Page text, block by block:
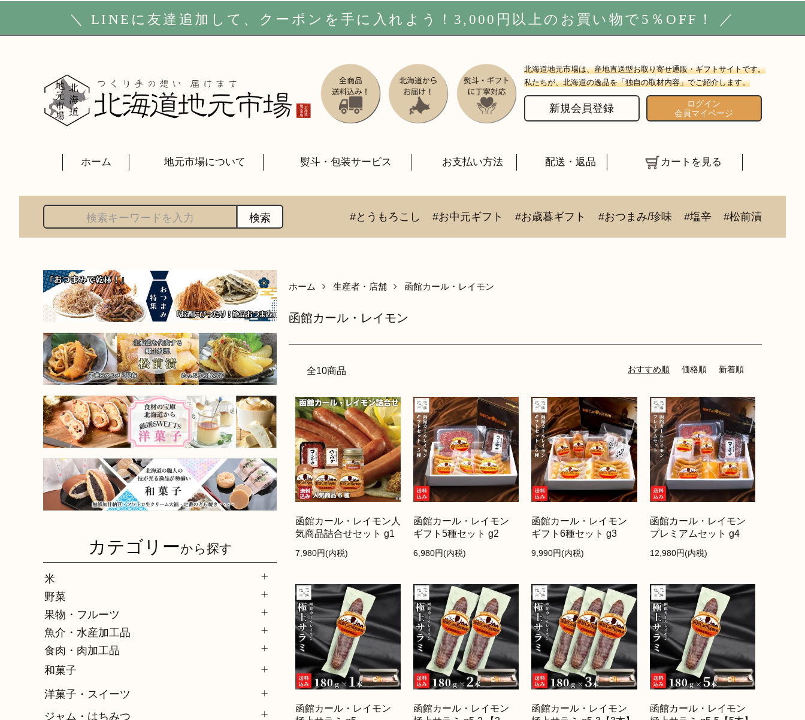
＼ LINE に友達追加して、クーポンを手に入れよう！3,000円以上のお買い物で5 ％OFF ！ ／
北海道地元市場は、産地直送型お取り寄せ通販・ギフトサイトです。
私たちが、北海道の逸品を「独自の取材内容」でご紹介します。
新規会員登録
ログイン
会員マイページ
ホーム 地元市場について 熨斗・包装サービス お支払い方法 配送・返品 カートを見る
#とうもろこし #お中元ギフト #お歳暮ギフト #おつまみ/珍味 #塩辛 #松前漬
カテゴリーから探す
米
野菜
果物・フルーツ
魚介・水産加工品
食肉・肉加工品
和菓子
洋菓子・スイーツ
ジャム・はちみつ
ホーム 生産者・店舗 函館カール・レイモン
函館カール・レイモン
全10商品 おすすめ順 価格順 新着順
函館カール・レイモン人
気商品詰合せセット g1
7,980円(内税)
函館カール・レイモン
ギフト5種セット g2
6,980円(内税)
函館カール・レイモン
ギフト6種セット g3
9,990円(内税)
函館カール・レイモン
プレミアムセット g4
12,980円(内税)
函館カール・レイモン
函館カール・レイモン
函館カール・レイモン
函館カール・レイモン